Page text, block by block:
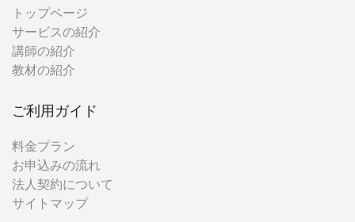
トップページ
サービスの紹介
講師の紹介
教材の紹介
ご利用ガイド
料金プラン
お申込みの流れ
法人契約について
サイトマップ